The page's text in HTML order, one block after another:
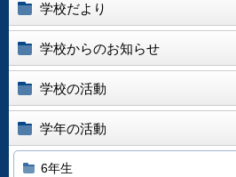
学校だより
学校からのお知らせ
学校の活動
学年の活動
6年生